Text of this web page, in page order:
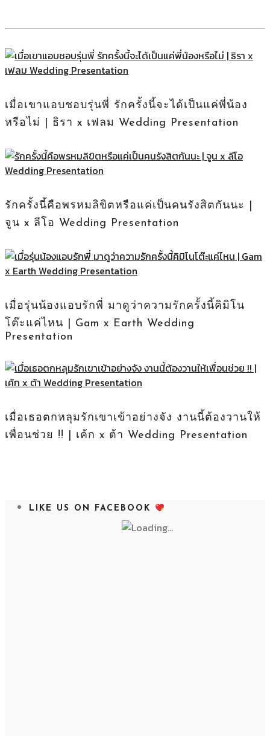
เมื่อเขาแอบชอบรุ่นพี่ รักครั้งนี้จะได้เป็นแค่พี่น้อง
หรือไม่ | ธิรา x เฟลม Wedding Presentation
รักครั้งนี้คือพรหมลิขิตหรือแค่เป็นคนรังสิตกันนะ |
จูน x ลีโอ Wedding Presentation
เมื่อรุ่นน้องแอบรักพี่ มาดูว่าความรักครั้งนี้คิมิโน
โต๊ะแค่ไหน | Gam x Earth Wedding
Presentation
เมื่อเธอตกหลุมรักเขาเข้าอย่างจัง งานนี้ต้องวานให้
เพื่อนช่วย !! | เค้ก x ต้า Wedding Presentation
LIKE US ON FACEBOOK